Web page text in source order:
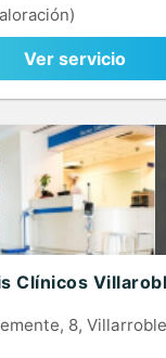
Ver servicio
Clínicos
8,